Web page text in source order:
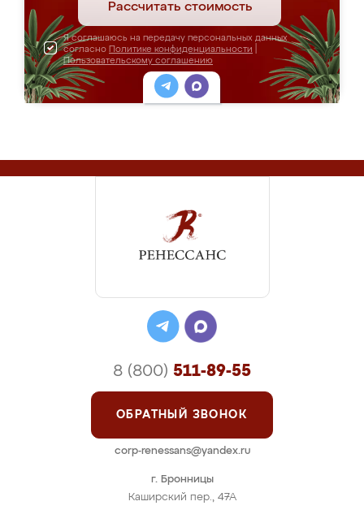
Рассчитать стоимость
Я соглашаюсь на передачу персональных данных
согласно Политике конфиденциальности
Пользовательскому соглашению
г. Бронницы
Каширский пер., 47А
8 (800) 511-89-55
ОБРАТНЫЙ ЗВОНОК
corp-renessans@yandex.ru